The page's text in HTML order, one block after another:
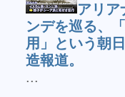
アリア
ンデを巡る、
用」という朝
造報道。
...